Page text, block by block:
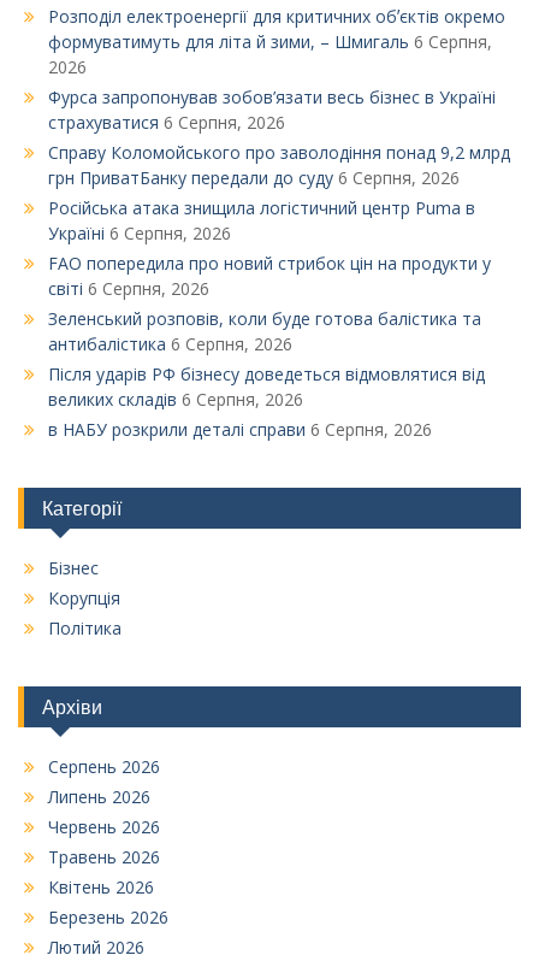
Розподіл електроенергії для критичних обʼєктів окремо
формуватимуть для літа й зими, – Шмигаль 6 Серпня,
2026
Фурса запропонував зобов’язати весь бізнес в Україні
страхуватися 6 Серпня, 2026
Справу Коломойського про заволодіння понад 9,2 млрд
грн ПриватБанку передали до суду 6 Серпня, 2026
Російська атака знищила логістичний центр Puma в
Україні 6 Серпня, 2026
FAO попередила про новий стрибок цін на продукти у
світі 6 Серпня, 2026
Зеленський розповів, коли буде готова балістика та
антибалістика 6 Серпня, 2026
Після ударів РФ бізнесу доведеться відмовлятися від
великих складів 6 Серпня, 2026
в НАБУ розкрили деталі справи 6 Серпня, 2026
Категорії
Бізнес
Корупція
Політика
Архіви
Серпень 2026
Липень 2026
Червень 2026
Травень 2026
Квітень 2026
Березень 2026
Лютий 2026